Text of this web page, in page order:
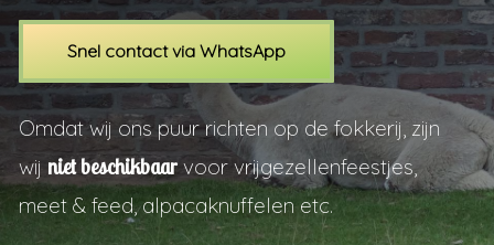
Snel contact via WhatsApp
Omdat wij ons puur richten op de fokkerij, zijn
wij niet beschikbaarvoor vrijgezellenfeestjes,
meet & feed, alpacaknuffelen etc.